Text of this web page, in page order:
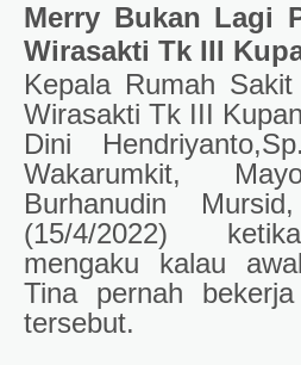
Merry Bukan Lagi
Wirasakti Tk III
Kepala Rumah
Wirasakti Tk III
Dini
Wakarumkit,
Burhanudin
(15/4/2022)
mengaku kalau
Tina pernah
tersebut.